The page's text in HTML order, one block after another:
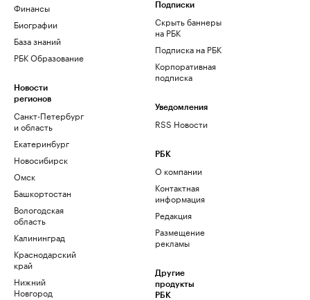
Финансы
Биографии
База знаний
РБК Образование
Новости
регионов
Санкт-Петербург
и область
Екатеринбург
Новосибирск
Омск
Башкортостан
Вологодская
область
Калининград
Краснодарский
край
Нижний
Новгород
Подписки
Скрыть баннеры
на РБК
Подписка на РБК
Корпоративная
подписка
Уведомления
RSS Новости
РБК
О компании
Контактная
информация
Редакция
Размещение
рекламы
Другие
продукты
РБК